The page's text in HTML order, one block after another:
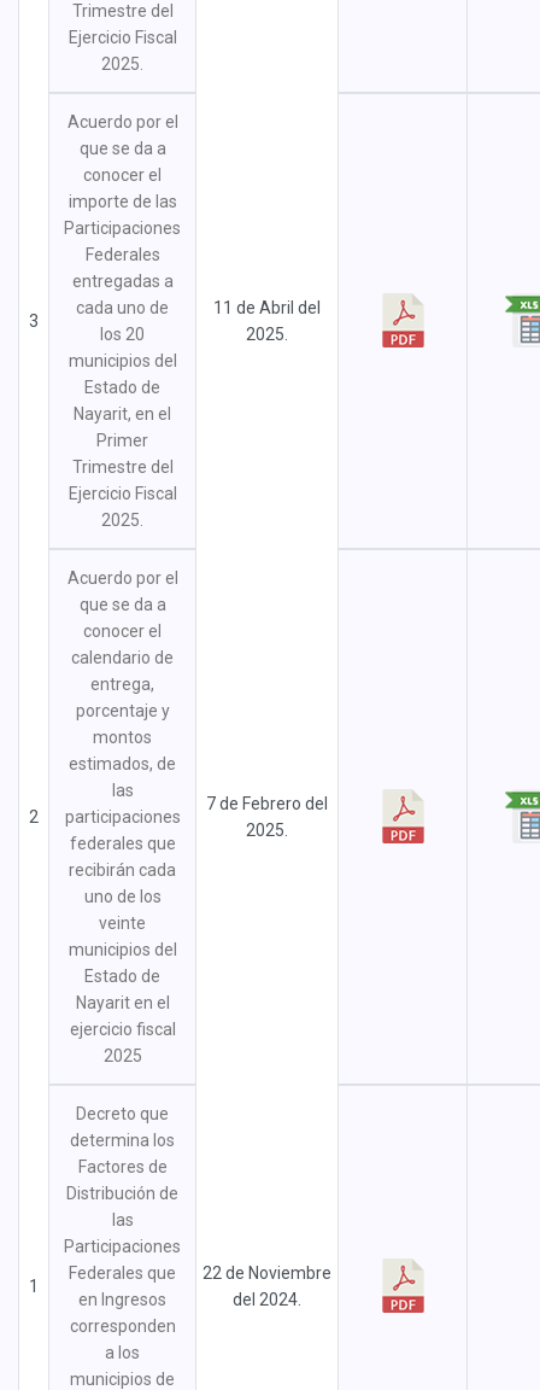
Trimestre del
Ejercicio Fiscal
2025.
3
Acuerdo por el
que se da a
conocer el
importe de las
Participaciones
Federales
entregadas a
cada uno de
los 20
municipios del
Estado de
Nayarit, en el
Primer
Trimestre del
Ejercicio Fiscal
2025.
11 de Abril del
2025.
2
Acuerdo por el
que se da a
conocer el
calendario de
entrega,
porcentaje y
montos
estimados, de
las
participaciones
federales que
recibirán cada
uno de los
veinte
municipios del
Estado de
Nayarit en el
ejercicio fiscal
2025
7 de Febrero del
2025.
1
Decreto que
determina los
Factores de
Distribución de
las
Participaciones
Federales que
en Ingresos
corresponden
a los
municipios de
22 de Noviembre
del 2024.